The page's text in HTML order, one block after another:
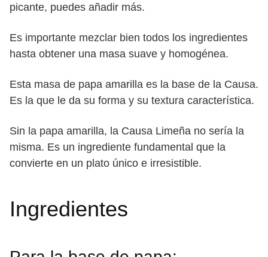
picante, puedes añadir más.
Es importante mezclar bien todos los ingredientes
hasta obtener una masa suave y homogénea.
Esta masa de papa amarilla es la base de la Causa.
Es la que le da su forma y su textura característica.
Sin la papa amarilla, la Causa Limeña no sería la
misma. Es un ingrediente fundamental que la
convierte en un plato único e irresistible.
Ingredientes